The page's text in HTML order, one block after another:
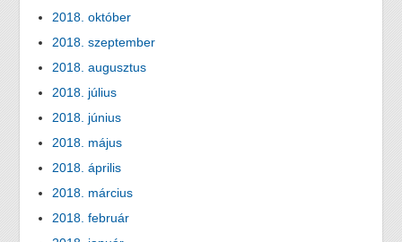
2018. október
2018. szeptember
2018. augusztus
2018. július
2018. június
2018. május
2018. április
2018. március
2018. február